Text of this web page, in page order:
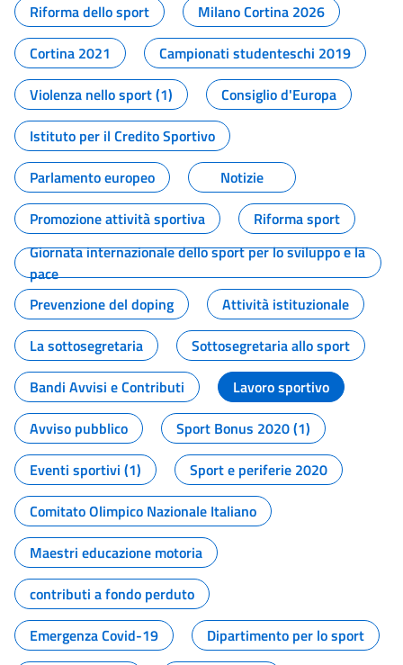
Riforma dello sport
Milano Cortina 2026
Cortina 2021
Campionati studenteschi 2019
Violenza nello sport (1)
Consiglio d'Europa
Istituto per il Credito Sportivo
Parlamento europeo
Notizie
Promozione attività sportiva
Riforma sport
Giornata internazionale dello sport per lo sviluppo e la
pace
Prevenzione del doping
Attività istituzionale
La sottosegretaria
Sottosegretaria allo sport
Bandi Avvisi e Contributi
Lavoro sportivo
Avviso pubblico
Sport Bonus 2020 (1)
Eventi sportivi (1)
Sport e periferie 2020
Comitato Olimpico Nazionale Italiano
Maestri educazione motoria
contributi a fondo perduto
Emergenza Covid-19
Dipartimento per lo sport